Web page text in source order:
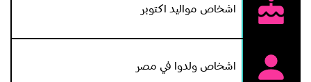
اشخاص مواليد اكتوبر
اشخاص ولدوا في مصر